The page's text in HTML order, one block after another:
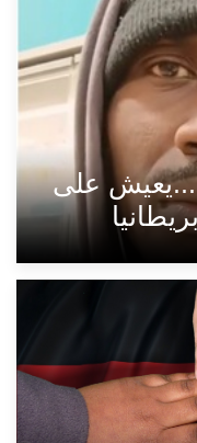
على